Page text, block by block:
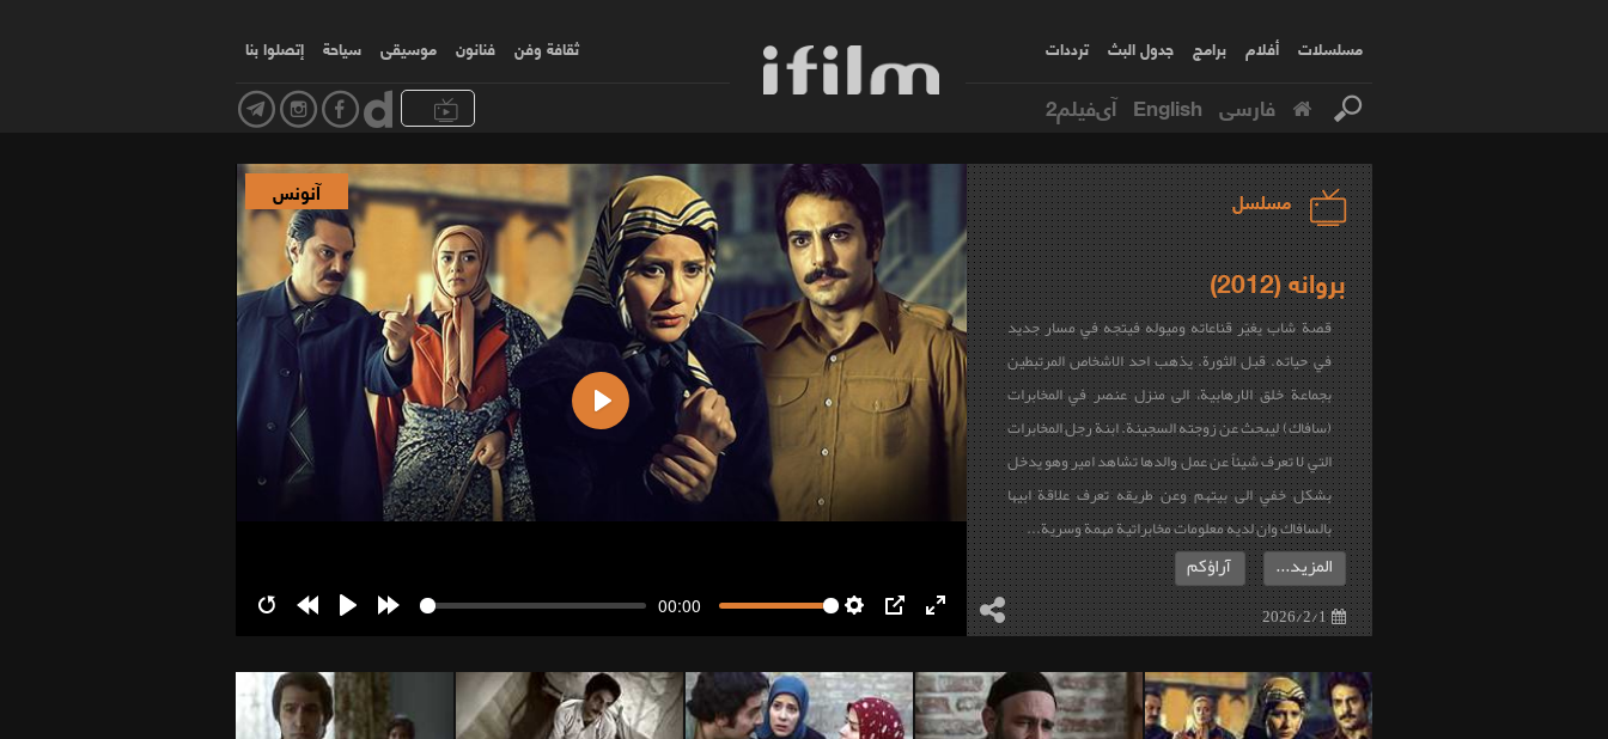
مسلسلات أفلام برامج جدول البث ترددات ثقافة وفن فنانون موسیقی سياحة إتصلوا بنا
فارسی English آی‌فیلم2
مسلسل
بروانه (2012)
قصة شاب يغيّر قناعاته وميوله فيتجه في مسار جديد
في حياته. قبل الثورة. يذهب احد الاشخاص المرتبطين
بجماعة خلق الارهابية، الى منزل عنصر في المخابرات
(سافاك) ليبحث عن زوجته السجينة. ابنة رجل المخابرات
التي لا تعرف شيئاً عن عمل والدها تشاهد امير وهو يدخل
بشكل خفي الى بيتهم وعن طريقه تعرف علاقة ابيها
بالسافاك وان لديه معلومات مخابراتية مهمة وسرية...
2026/2/1
المزيد... آراؤكم
00:00
Enter
fullscreen
Play
آنونس